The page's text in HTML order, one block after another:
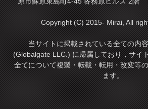
Copyright (C) 2015- Mirai, All
当サイトに掲載されている全ての内
(Globalgate LLC.) に帰属しており，サイ
全てについて複製・転載・転用・改変等
ます。